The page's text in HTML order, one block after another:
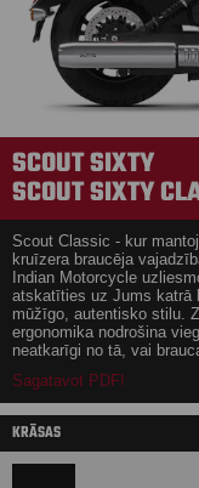
SCOUT SIXTY
SCOUT SIXTY
Scout Classic - kur
kruīzera braucēja
Indian Motorcycle
atskatīties uz Jums katrā
mūžīgo, autentisko stilu.
ergonomika nodrošina
neatkarīgi no tā, vai
Sagatavot PDF!
KRĀSAS